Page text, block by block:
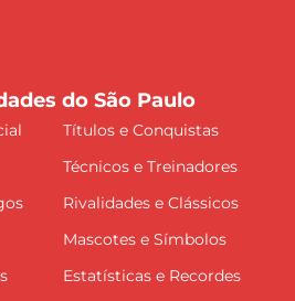
do São Paulo
Títulos e Conquistas
Técnicos e Treinadores
Rivalidades e Clássicos
Mascotes e Símbolos
Estatísticas e Recordes